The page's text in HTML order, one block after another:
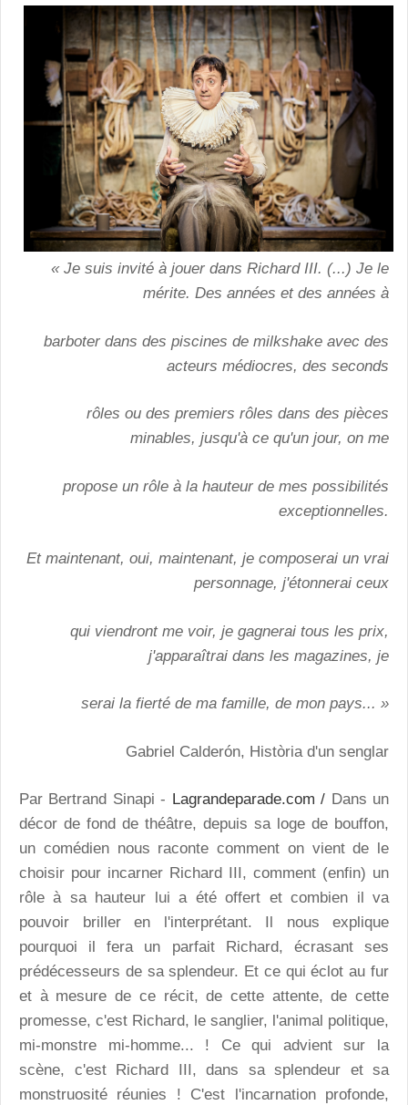
« Je suis invité à jouer dans Richard III. (...) Je le
mérite. Des années et des années à
barboter dans des piscines de milkshake avec des
acteurs médiocres, des seconds
rôles ou des premiers rôles dans des pièces
minables, jusqu'à ce qu'un jour, on me
propose un rôle à la hauteur de mes possibilités
exceptionnelles.
Et maintenant, oui, maintenant, je composerai un vrai
personnage, j'étonnerai ceux
qui viendront me voir, je gagnerai tous les prix,
j'apparaîtrai dans les magazines, je
serai la fierté de ma famille, de mon pays... »
Gabriel Calderón, Història d'un senglar
Par Bertrand Sinapi - Lagrandeparade.com / Dans un
décor de fond de théâtre, depuis sa loge de bouffon,
un comédien nous raconte comment on vient de le
choisir pour incarner Richard III, comment (enfin) un
rôle à sa hauteur lui a été offert et combien il va
pouvoir briller en l'interprétant. Il nous explique
pourquoi il fera un parfait Richard, écrasant ses
prédécesseurs de sa splendeur. Et ce qui éclot au fur
et à mesure de ce récit, de cette attente, de cette
promesse, c'est Richard, le sanglier, l'animal politique,
mi-monstre mi-homme... ! Ce qui advient sur la
scène, c'est Richard III, dans sa splendeur et sa
monstruosité réunies ! C'est l'incarnation profonde,